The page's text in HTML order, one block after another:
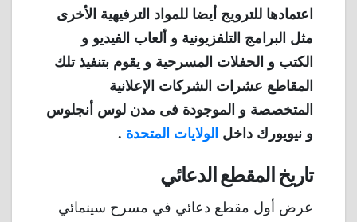
اعتمادها للترويج أيضا للمواد الترفيهية الأخرى
مثل البرامج التلفزيونية و ألعاب الفيديو و
الكتب و الحفلات المسرحية و يقوم بتنفيذ تلك
المقاطع عشرات الشركات الإعلانية
المتخصصة و الموجودة فى مدن لوس أنجلوس
و نيويورك داخل الولايات المتحدة .
تاريخ المقطع الدعائي
عرض أول مقطع دعائي في مسرح سينمائي